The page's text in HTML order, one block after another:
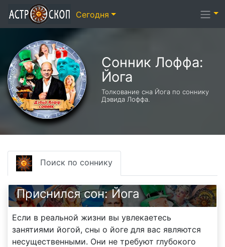
Сонник Лоффа:
Йога
Толкование сна Йога по соннику
Дэвида Лоффа.
Поиск по соннику
Приснился сон: Йога
Если в реальной жизни вы увлекаетесь
занятиями йогой, сны о йоге для вас являются
несущественными. Они не требуют глубокого
Сегодня